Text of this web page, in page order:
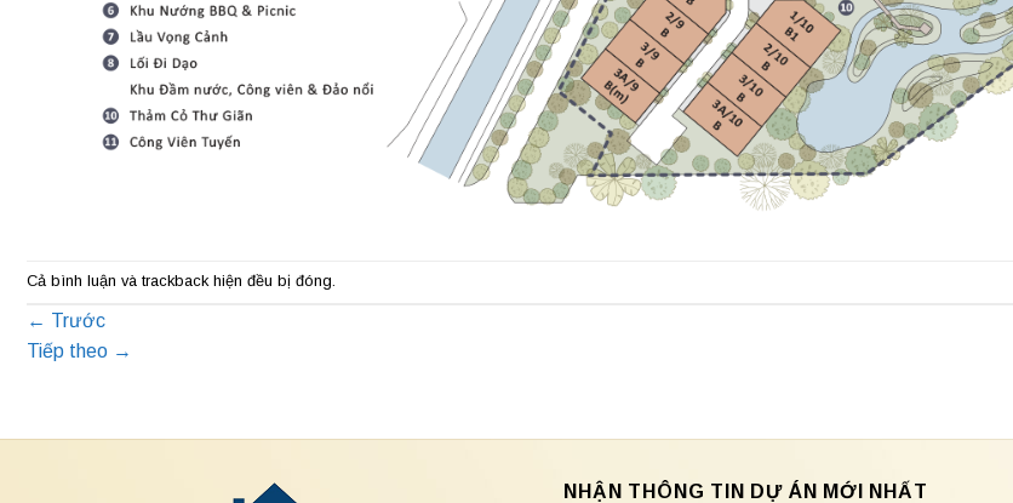
Cả bình luận và trackback hiện đều bị đóng.
← Trước
Tiếp theo →
NHẬN THÔNG TIN DỰ ÁN MỚI NHẤT